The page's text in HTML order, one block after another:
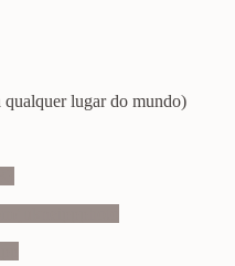
lugar do mundo)